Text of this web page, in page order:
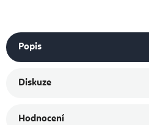
Popis
Diskuze
Hodnocení